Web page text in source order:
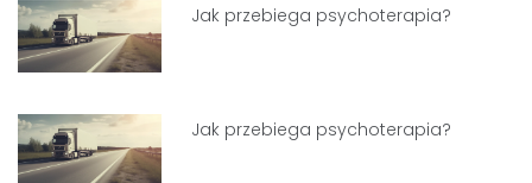
Jak przebiega psychoterapia?
Jak przebiega psychoterapia?